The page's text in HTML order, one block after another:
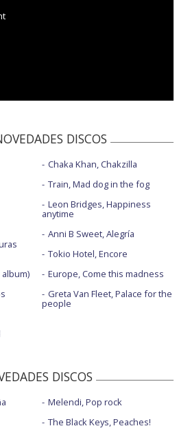
DISCOS
Chaka Khan, Chakzilla
Train, Mad dog in the fog
Leon Bridges, Happiness
anytime
Anni B Sweet, Alegría
Tokio Hotel, Encore
Europe, Come this madness
Greta Van Fleet, Palace for the
people
DISCOS
Melendi, Pop rock
The Black Keys, Peaches!